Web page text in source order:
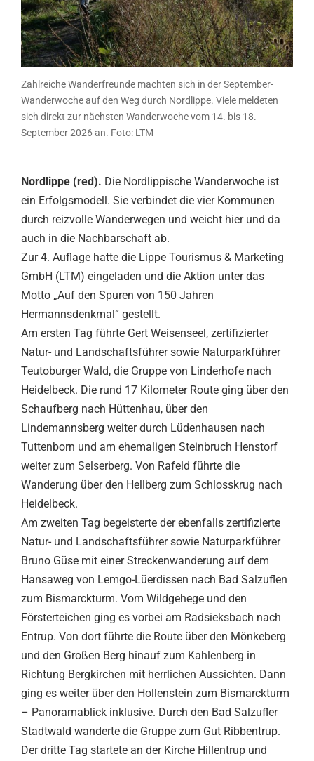
Zahlreiche Wanderfreunde machten sich in der September-
Wanderwoche auf den Weg durch Nordlippe. Viele meldeten
sich direkt zur nächsten Wanderwoche vom 14. bis 18.
September 2026 an. Foto: LTM
Nordlippe (red). Die Nordlippische Wanderwoche ist
ein Erfolgsmodell. Sie verbindet die vier Kommunen
durch reizvolle Wanderwegen und weicht hier und da
auch in die Nachbarschaft ab.
Zur 4. Auflage hatte die Lippe Tourismus & Marketing
GmbH (LTM) eingeladen und die Aktion unter das
Motto „Auf den Spuren von 150 Jahren
Hermannsdenkmal“ gestellt.
Am ersten Tag führte Gert Weisenseel, zertifizierter
Natur- und Landschaftsführer sowie Naturparkführer
Teutoburger Wald, die Gruppe von Linderhofe nach
Heidelbeck. Die rund 17 Kilometer Route ging über den
Schaufberg nach Hüttenhau, über den
Lindemannsberg weiter durch Lüdenhausen nach
Tuttenborn und am ehemaligen Steinbruch Henstorf
weiter zum Selserberg. Von Rafeld führte die
Wanderung über den Hellberg zum Schlosskrug nach
Heidelbeck.
Am zweiten Tag begeisterte der ebenfalls zertifizierte
Natur- und Landschaftsführer sowie Naturparkführer
Bruno Güse mit einer Streckenwanderung auf dem
Hansaweg von Lemgo-Lüerdissen nach Bad Salzuflen
zum Bismarckturm. Vom Wildgehege und den
Försterteichen ging es vorbei am Radsieksbach nach
Entrup. Von dort führte die Route über den Mönkeberg
und den Großen Berg hinauf zum Kahlenberg in
Richtung Bergkirchen mit herrlichen Aussichten. Dann
ging es weiter über den Hollenstein zum Bismarckturm
– Panoramablick inklusive. Durch den Bad Salzufler
Stadtwald wanderte die Gruppe zum Gut Ribbentrup.
Der dritte Tag startete an der Kirche Hillentrup und